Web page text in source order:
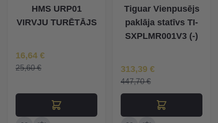
HMS URP01
VIRVJU TURĒTĀJS
Īpaša Cena
16,64 €
25,60 €
Tiguar Vienpusējs
paklāja statīvs TI-
SXPLMR001V3 (-)
Īpaša Cena
313,39 €
447,70 €